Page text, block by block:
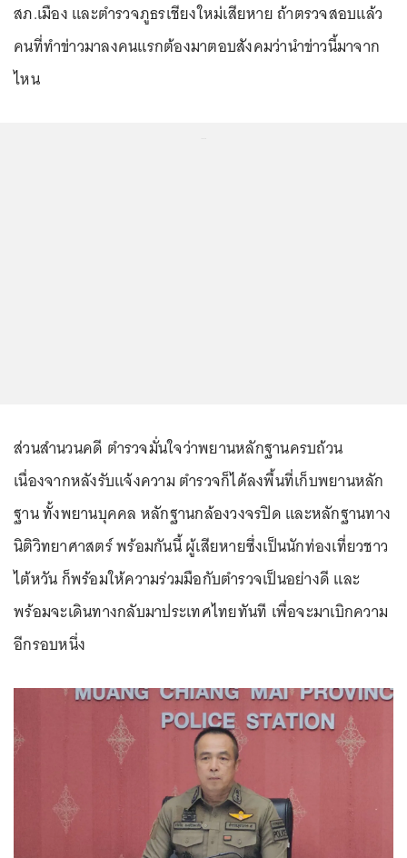
สภ.เมือง และตำรวจภูธรเชียงใหม่เสียหาย ถ้าตรวจสอบแล้ว
คนที่ทำข่าวมาลงคนแรกต้องมาตอบสังคมว่านำข่าวนี้มาจาก
ไหน
ส่วนสำนวนคดี ตำรวจมั่นใจว่าพยานหลักฐานครบถ้วน
เนื่องจากหลังรับแจ้งความ ตำรวจก็ได้ลงพื้นที่เก็บพยานหลัก
ฐาน ทั้งพยานบุคคล หลักฐานกล้องวงจรปิด และหลักฐานทาง
นิติวิทยาศาสตร์ พร้อมกันนี้ ผู้เสียหายซึ่งเป็นนักท่องเที่ยวชาว
ไต้หวัน ก็พร้อมให้ความร่วมมือกับตำรวจเป็นอย่างดี และ
พร้อมจะเดินทางกลับมาประเทศไทยทันที เพื่อจะมาเบิกความ
อีกรอบหนึ่ง